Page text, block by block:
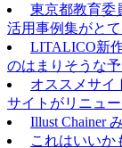
東京都教育委
活用事例集がと
LITALICO新
のはまりそうな
オススメサイ
サイトがリニュ
Illust Chainer
これはいいか